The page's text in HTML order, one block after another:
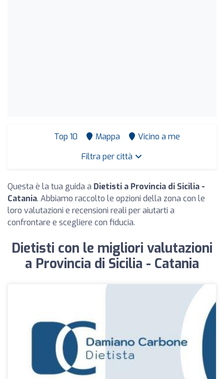
Top 10 Mappa
Vicino a me
Filtra per città
Questa è la tua guida a Dietisti a Provincia di Sicilia -
Catania. Abbiamo raccolto le opzioni della zona con le
loro valutazioni e recensioni reali per aiutarti a
confrontare e scegliere con fiducia.
Dietisti con le migliori valutazioni
a Provincia di Sicilia - Catania